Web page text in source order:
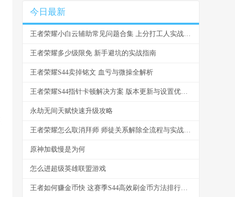
今日最新
王者荣耀小白云辅助常见问题合集 上分打工人实战答疑
王者荣耀多少级限免 新手避坑的实战指南
王者荣耀S44卖掉铭文 血亏与微操全解析
王者荣耀S44指针卡顿解决方案 版本更新与设置优化全解析
永劫无间天赋快速升级攻略
王者荣耀怎么取消拜师 师徒关系解除全流程与实战问答解析
原神加载慢是为何
怎么进超级英雄联盟游戏
王者如何赚金币快 这赛季S44高效刷金币方法排行解析